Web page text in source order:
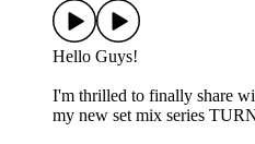
Hello Guys!
I'm thrilled to finally share
my new set mix series